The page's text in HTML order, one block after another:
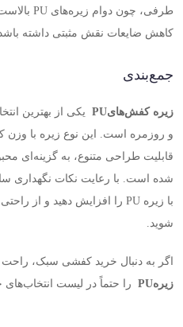
طرفی، چون دوام زیره‌های PU
کاهش ضایعات نقش مثبتی داشته
جمع‌بندی
زیره کفش‌هایPU یکی از بهترین
و روزمره است. این نوع زیره با وزن
قابلیت طراحی متنوع، به گزینه‌ای
شده است. با رعایت نکات نگهداری
با زیره PU را افزایش دهید و از
شوید.
اگر به دنبال خرید کفشی سبک، راحت
زیرهPU را حتماً در لیست انتخاب‌های